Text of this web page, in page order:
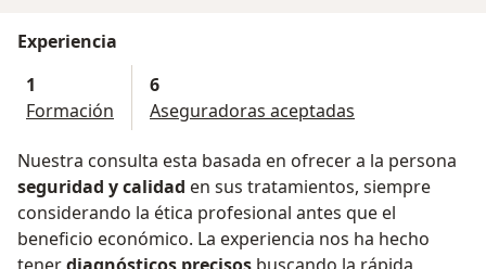
Experiencia
1
Formación
6
Aseguradoras aceptadas
Nuestra consulta esta basada en ofrecer a la persona
seguridad y calidad en sus tratamientos, siempre
considerando la ética profesional antes que el
beneficio económico. La experiencia nos ha hecho